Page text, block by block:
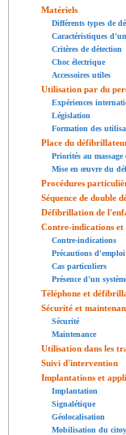
Matériels
Différents types de
Caractéristiques
Critères de détection
Choc électrique
Accessoires utiles
Utilisation par du
Expériences
Législation
Formation des
Place du
Priorités au
Mise en œuvre du
Procédures
Séquence de double
Défibrillation de
Contre-indications et
Contre-indications
Précautions d'emploi
Cas particuliers
Présence d'un
Téléphone et
Sécurité et
Sécurité
Maintenance
Utilisation dans les
Suivi d'intervention
Implantations et
Implantation
Signalétique
Géolocalisation
Mobilisation du